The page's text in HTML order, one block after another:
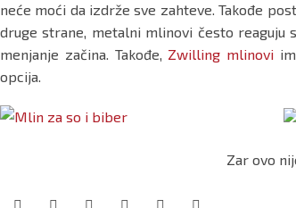
neće moći da izdrže sve zahteve. Takođe
druge strane, metalni mlinovi često reaguju
menjanje začina. Takođe, Zwilling mlinovi
opcija.
Zar ovo